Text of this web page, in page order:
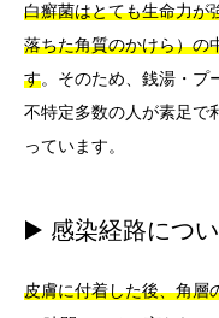
白癬菌はとても生命力が
落ちた角質のかけら）の
す。そのため、銭湯・プ
不特定多数の人が素足で
っています。
▶️ 感染経路につ
皮膚に付着した後、角層